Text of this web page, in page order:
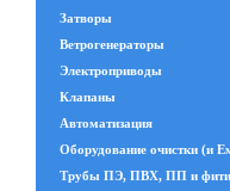
Затворы
Ветрогенераторы
Электроприводы
Клапаны
Автоматизация
Оборудование очистки (и
Трубы ПЭ, ПВХ, ПП и